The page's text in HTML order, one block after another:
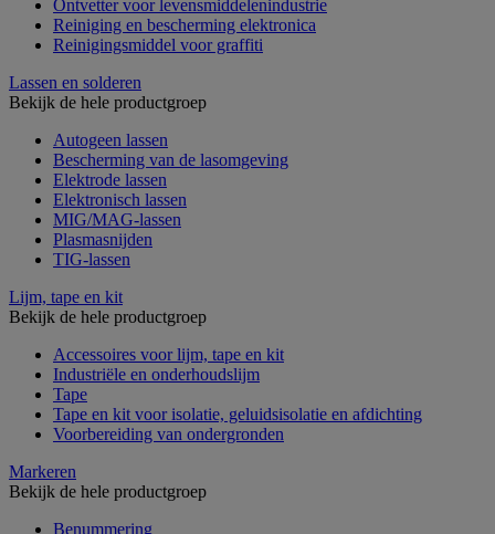
Ontvetter voor levensmiddelenindustrie
Reiniging en bescherming elektronica
Reinigingsmiddel voor graffiti
Lassen en solderen
Bekijk de hele productgroep
Autogeen lassen
Bescherming van de lasomgeving
Elektrode lassen
Elektronisch lassen
MIG/MAG-lassen
Plasmasnijden
TIG-lassen
Lijm, tape en kit
Bekijk de hele productgroep
Accessoires voor lijm, tape en kit
Industriële en onderhoudslijm
Tape
Tape en kit voor isolatie, geluidsisolatie en afdichting
Voorbereiding van ondergronden
Markeren
Bekijk de hele productgroep
Benummering